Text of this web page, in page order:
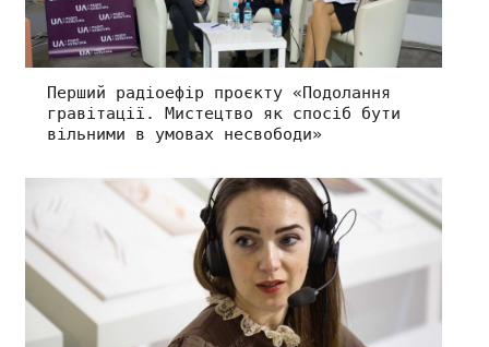
Перший радіоефір проєкту «Подолання
гравітації. Мистецтво як спосіб бути
вільними в умовах несвободи»